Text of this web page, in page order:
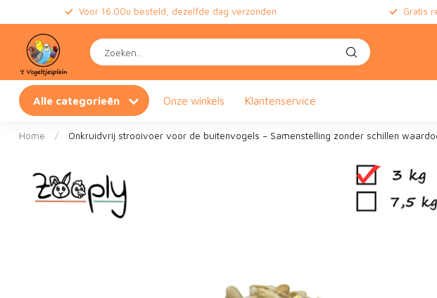
Voor 16.00u besteld, dezelfde dag verzonden Gratis
Alle categorieën Onze winkels Klantenservice
Home / Onkruidvrij strooivoer voor de buitenvogels – Samenstelling zonder schillen